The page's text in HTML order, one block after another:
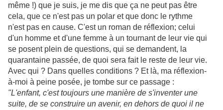
même !) que je suis, je me dis que ça ne peut pas être
cela, que ce n'est pas un polar et que donc le rythme
n'est pas en cause. C'est un roman de réflexion; celui
d'un homme et d'une femme à un tournant de leur vie qui
se posent plein de questions, qui se demandent, la
quarantaine passée, de quoi sera fait le reste de leur vie.
Avec qui ? Dans quelles conditions ? Et là, ma réflexion-
à-moi à peine posée, je tombe sur ce passage :
"L'enfant, c'est toujours une manière de s'inventer une
suite, de se construire un avenir, en dehors de quoi il ne